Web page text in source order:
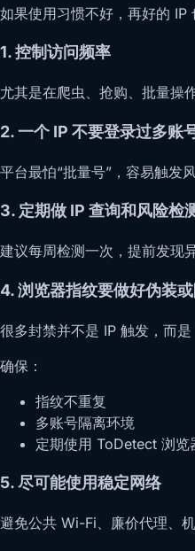
如果使用习惯不好，再好的 IP
1. 控制访问频率
尤其是在爬虫、抢购、批量操
2. 一个 IP 不要登录过多账
平台最怕“批量号”，容易触发风
3. 定期做 IP 查询和风险检
建议每周检测一次，提前发现异
4. 浏览器指纹要做好伪装
很多封禁并不是 IP 触发，而是
确保：
指纹不重复
多账号隔离环境
定期使用 ToDetect 浏览
5. 尽可能使用稳定网络
避免公共 Wi-Fi、廉价代理、